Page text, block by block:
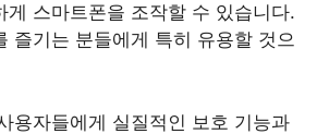
게 스마트폰을 조작할 수 있습니다.
즐기는 분들에게 특히 유용할 것으
용자들에게 실질적인 보호 기능과